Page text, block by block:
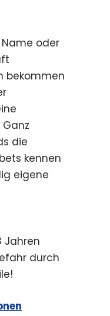
oder
bekommen
die
kennen
eigene
Jahren
durch